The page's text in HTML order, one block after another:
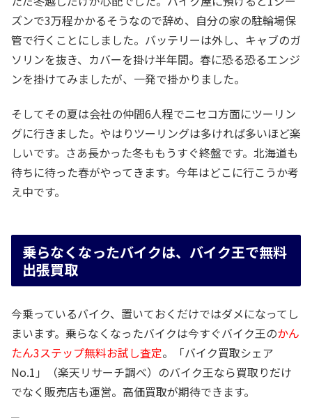
ズンで3万程かかるそうなので辞め、自分の家の駐輪場保
管で行くことにしました。バッテリーは外し、キャブのガ
ソリンを抜き、カバーを掛け半年間。春に恐る恐るエンジ
ンを掛けてみましたが、一発で掛かりました。
そしてその夏は会社の仲間6人程でニセコ方面にツーリン
グに行きました。やはりツーリングは多ければ多いほど楽
しいです。さあ長かった冬ももうすぐ終盤です。北海道も
待ちに待った春がやってきます。今年はどこに行こうか考
え中です。
乗らなくなったバイクは、バイク王で無料
出張買取
今乗っているバイク、置いておくだけではダメになってし
まいます。乗らなくなったバイクは今すぐバイク王のかん
たん3ステップ無料お試し査定。「バイク買取シェア
No.1」（楽天リサーチ調べ）のバイク王なら買取りだけ
でなく販売店も運営。高価買取が期待できます。